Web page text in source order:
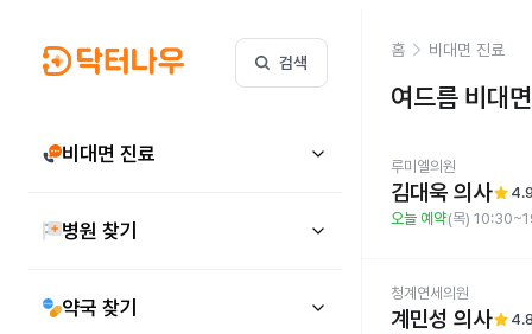
검색
비대면 진료
병원 찾기
약국 찾기
홈 비대면 진료
여드름 비대
루미엘의원
김대욱 의사star
오늘 예약(목)
청계연세의원
계민성 의사star